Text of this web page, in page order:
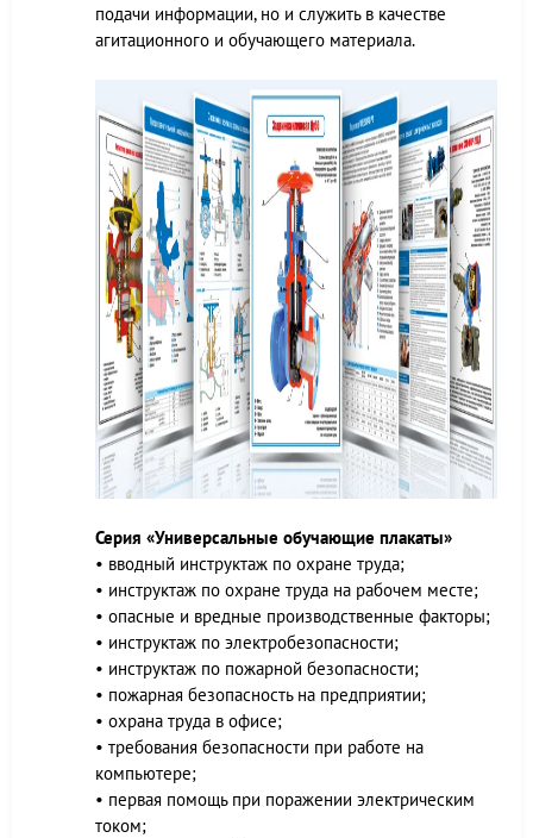
подачи информации, но и служить в качестве
агитационного и обучающего материала.
Серия «Универсальные обучающие плакаты»
• вводный инструктаж по охране труда;
• инструктаж по охране труда на рабочем месте;
• опасные и вредные производственные факторы;
• инструктаж по электробезопасности;
• инструктаж по пожарной безопасности;
• пожарная безопасность на предприятии;
• охрана труда в офисе;
• требования безопасности при работе на
компьютере;
• первая помощь при поражении электрическим
током;